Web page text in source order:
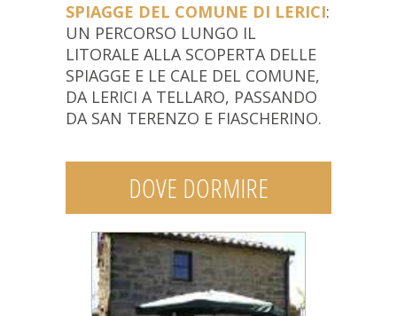
SPIAGGE DEL COMUNE DI LERICI:
UN PERCORSO LUNGO IL
LITORALE ALLA SCOPERTA DELLE
SPIAGGE E LE CALE DEL COMUNE,
DA LERICI A TELLARO, PASSANDO
DA SAN TERENZO E FIASCHERINO.
DOVE DORMIRE